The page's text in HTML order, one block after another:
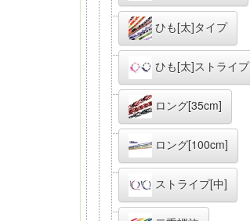
ひも[太]タイプ
ひも[太]ストライプ
ロング[35cm]
ロング[100cm]
ストライプ[中]